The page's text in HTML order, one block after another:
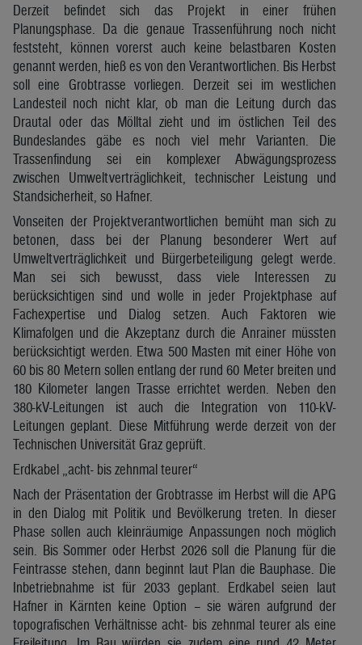
Derzeit befindet sich das Projekt in einer frühen
Planungsphase. Da die genaue Trassenführung noch nicht
feststeht, können vorerst auch keine belastbaren Kosten
genannt werden, hieß es von den Verantwortlichen. Bis Herbst
soll eine Grobtrasse vorliegen. Derzeit sei im westlichen
Landesteil noch nicht klar, ob man die Leitung durch das
Drautal oder das Mölltal zieht und im östlichen Teil des
Bundeslandes gäbe es noch viel mehr Varianten. Die
Trassenfindung sei ein komplexer Abwägungsprozess
zwischen Umweltverträglichkeit, technischer Leistung und
Standsicherheit, so Hafner.
Vonseiten der Projektverantwortlichen bemüht man sich zu
betonen, dass bei der Planung besonderer Wert auf
Umweltverträglichkeit und Bürgerbeteiligung gelegt werde.
Man sei sich bewusst, dass viele Interessen zu
berücksichtigen sind und wolle in jeder Projektphase auf
Fachexpertise und Dialog setzen. Auch Faktoren wie
Klimafolgen und die Akzeptanz durch die Anrainer müssten
berücksichtigt werden. Etwa 500 Masten mit einer Höhe von
60 bis 80 Metern sollen entlang der rund 60 Meter breiten und
180 Kilometer langen Trasse errichtet werden. Neben den
380-kV-Leitungen ist auch die Integration von 110-kV-
Leitungen geplant. Diese Mitführung werde derzeit von der
Technischen Universität Graz geprüft.
Erdkabel „acht- bis zehnmal teurer“
Nach der Präsentation der Grobtrasse im Herbst will die APG
in den Dialog mit Politik und Bevölkerung treten. In dieser
Phase sollen auch kleinräumige Anpassungen noch möglich
sein. Bis Sommer oder Herbst 2026 soll die Planung für die
Feintrasse stehen, dann beginnt laut Plan die Bauphase. Die
Inbetriebnahme ist für 2033 geplant. Erdkabel seien laut
Hafner in Kärnten keine Option – sie wären aufgrund der
topografischen Verhältnisse acht- bis zehnmal teurer als eine